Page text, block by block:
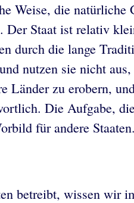
Weise, die
Staat ist relativ
durch die lange
nutzen sie nicht
zu erobern,
Die Aufgabe,
für andere Staaten.
betreibt, wissen wir